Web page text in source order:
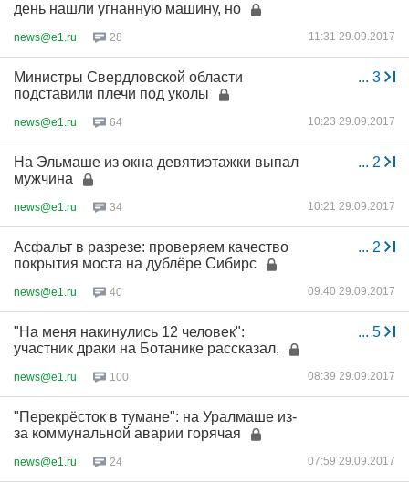
день нашли угнанную машину, но
news@e1.ru 28 11:31 29.09.2017
... 3
Министры Свердловской области
подставили плечи под уколы
news@e1.ru 64 10:23 29.09.2017
... 2
На Эльмаше из окна девятиэтажки выпал
мужчина
news@e1.ru 34 10:21 29.09.2017
... 2
Асфальт в разрезе: проверяем качество
покрытия моста на дублёре Сибирс
news@e1.ru 40 09:40 29.09.2017
... 5
"На меня накинулись 12 человек":
участник драки на Ботанике рассказал,
news@e1.ru 100 08:39 29.09.2017
"Перекрёсток в тумане": на Уралмаше из-
за коммунальной аварии горячая
news@e1.ru 24 07:59 29.09.2017